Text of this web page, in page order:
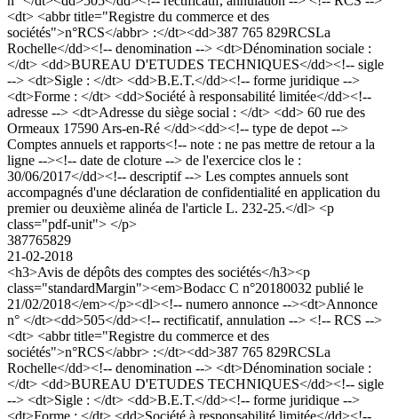
<dt> <abbr title="Registre du commerce et des
sociétés">n°RCS</abbr> :</dt><dd>387 765 829RCSLa
Rochelle</dd><!-- denomination --> <dt>Dénomination sociale :
</dt> <dd>BUREAU D'ETUDES TECHNIQUES</dd><!-- sigle
--> <dt>Sigle : </dt> <dd>B.E.T.</dd><!-- forme juridique -->
<dt>Forme : </dt> <dd>Société à responsabilité limitée</dd><!--
adresse --> <dt>Adresse du siège social : </dt> <dd> 60 rue des
Ormeaux 17590 Ars-en-Ré </dd><dd><!-- type de depot -->
Comptes annuels et rapports<!-- note : ne pas mettre de retour a la
ligne --><!-- date de cloture --> de l'exercice clos le :
30/06/2017</dd><!-- descriptif --> Les comptes annuels sont
accompagnés d'une déclaration de confidentialité en application du
premier ou deuxième alinéa de l'article L. 232-25.</dl> <p
class="pdf-unit"> </p>
387765829
21-02-2018
<h3>Avis de dépôts des comptes des sociétés</h3><p
class="standardMargin"><em>Bodacc C n°20180032 publié le
21/02/2018</em></p><dl><!-- numero annonce --><dt>Annonce
n° </dt><dd>505</dd><!-- rectificatif, annulation --> <!-- RCS -->
<dt> <abbr title="Registre du commerce et des
sociétés">n°RCS</abbr> :</dt><dd>387 765 829RCSLa
Rochelle</dd><!-- denomination --> <dt>Dénomination sociale :
</dt> <dd>BUREAU D'ETUDES TECHNIQUES</dd><!-- sigle
--> <dt>Sigle : </dt> <dd>B.E.T.</dd><!-- forme juridique -->
<dt>Forme : </dt> <dd>Société à responsabilité limitée</dd><!--